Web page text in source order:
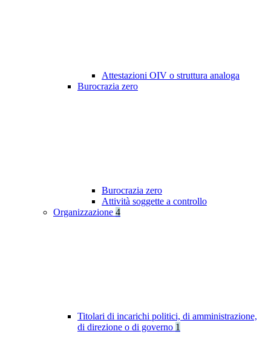
Attestazioni OIV o struttura analoga
Burocrazia zero
Burocrazia zero
Attività soggette a controllo
Organizzazione 4
Titolari di incarichi politici, di amministrazione,
di direzione o di governo 1